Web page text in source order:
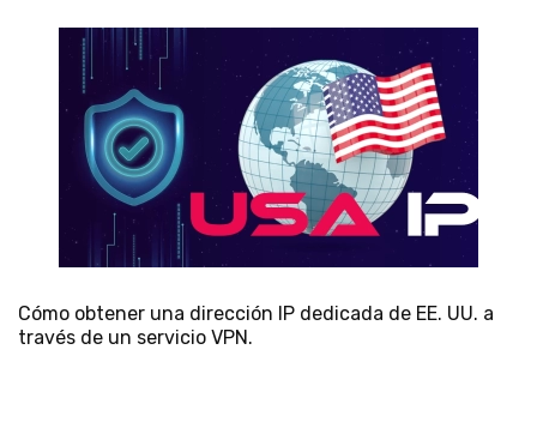
Cómo obtener una dirección IP dedicada de EE. UU. a
través de un servicio VPN.